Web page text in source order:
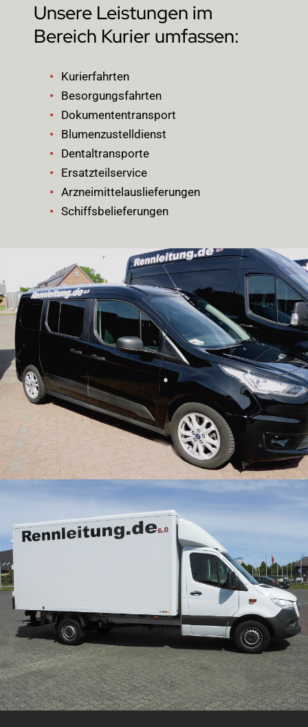
Unsere Leistungen im
Bereich Kurier umfassen:
Kurierfahrten
Besorgungsfahrten
Dokumententransport
Blumenzustelldienst
Dentaltransporte
Ersatzteilservice
Arzneimittelauslieferungen
Schiffsbelieferungen